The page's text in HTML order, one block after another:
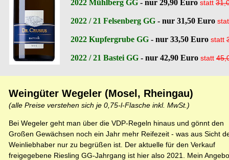
2022 Mühlberg GG - nur 29,90 Euro statt
2022 / 21 Felsenberg GG - nur 31,50 Euro
2022 Kupfergrube GG - nur 33,50 Euro statt
2022 / 21 Bastei GG - nur 42,90 Euro statt
Weingüter Wegeler (Mosel, Rheingau)
(alle Preise verstehen sich je 0,75-l-Flasche inkl. MwSt.)
Bei Wegeler geht man über die VDP-Regeln hinaus und gönnt den
Großen Gewächsen noch ein Jahr mehr Reifezeit - was aus Sicht
Weinliebhaber nur zu begrüßen ist. Der aktuelle für den Verkauf
freigegebene Riesling GG-Jahrgang ist hier also 2021. Mein